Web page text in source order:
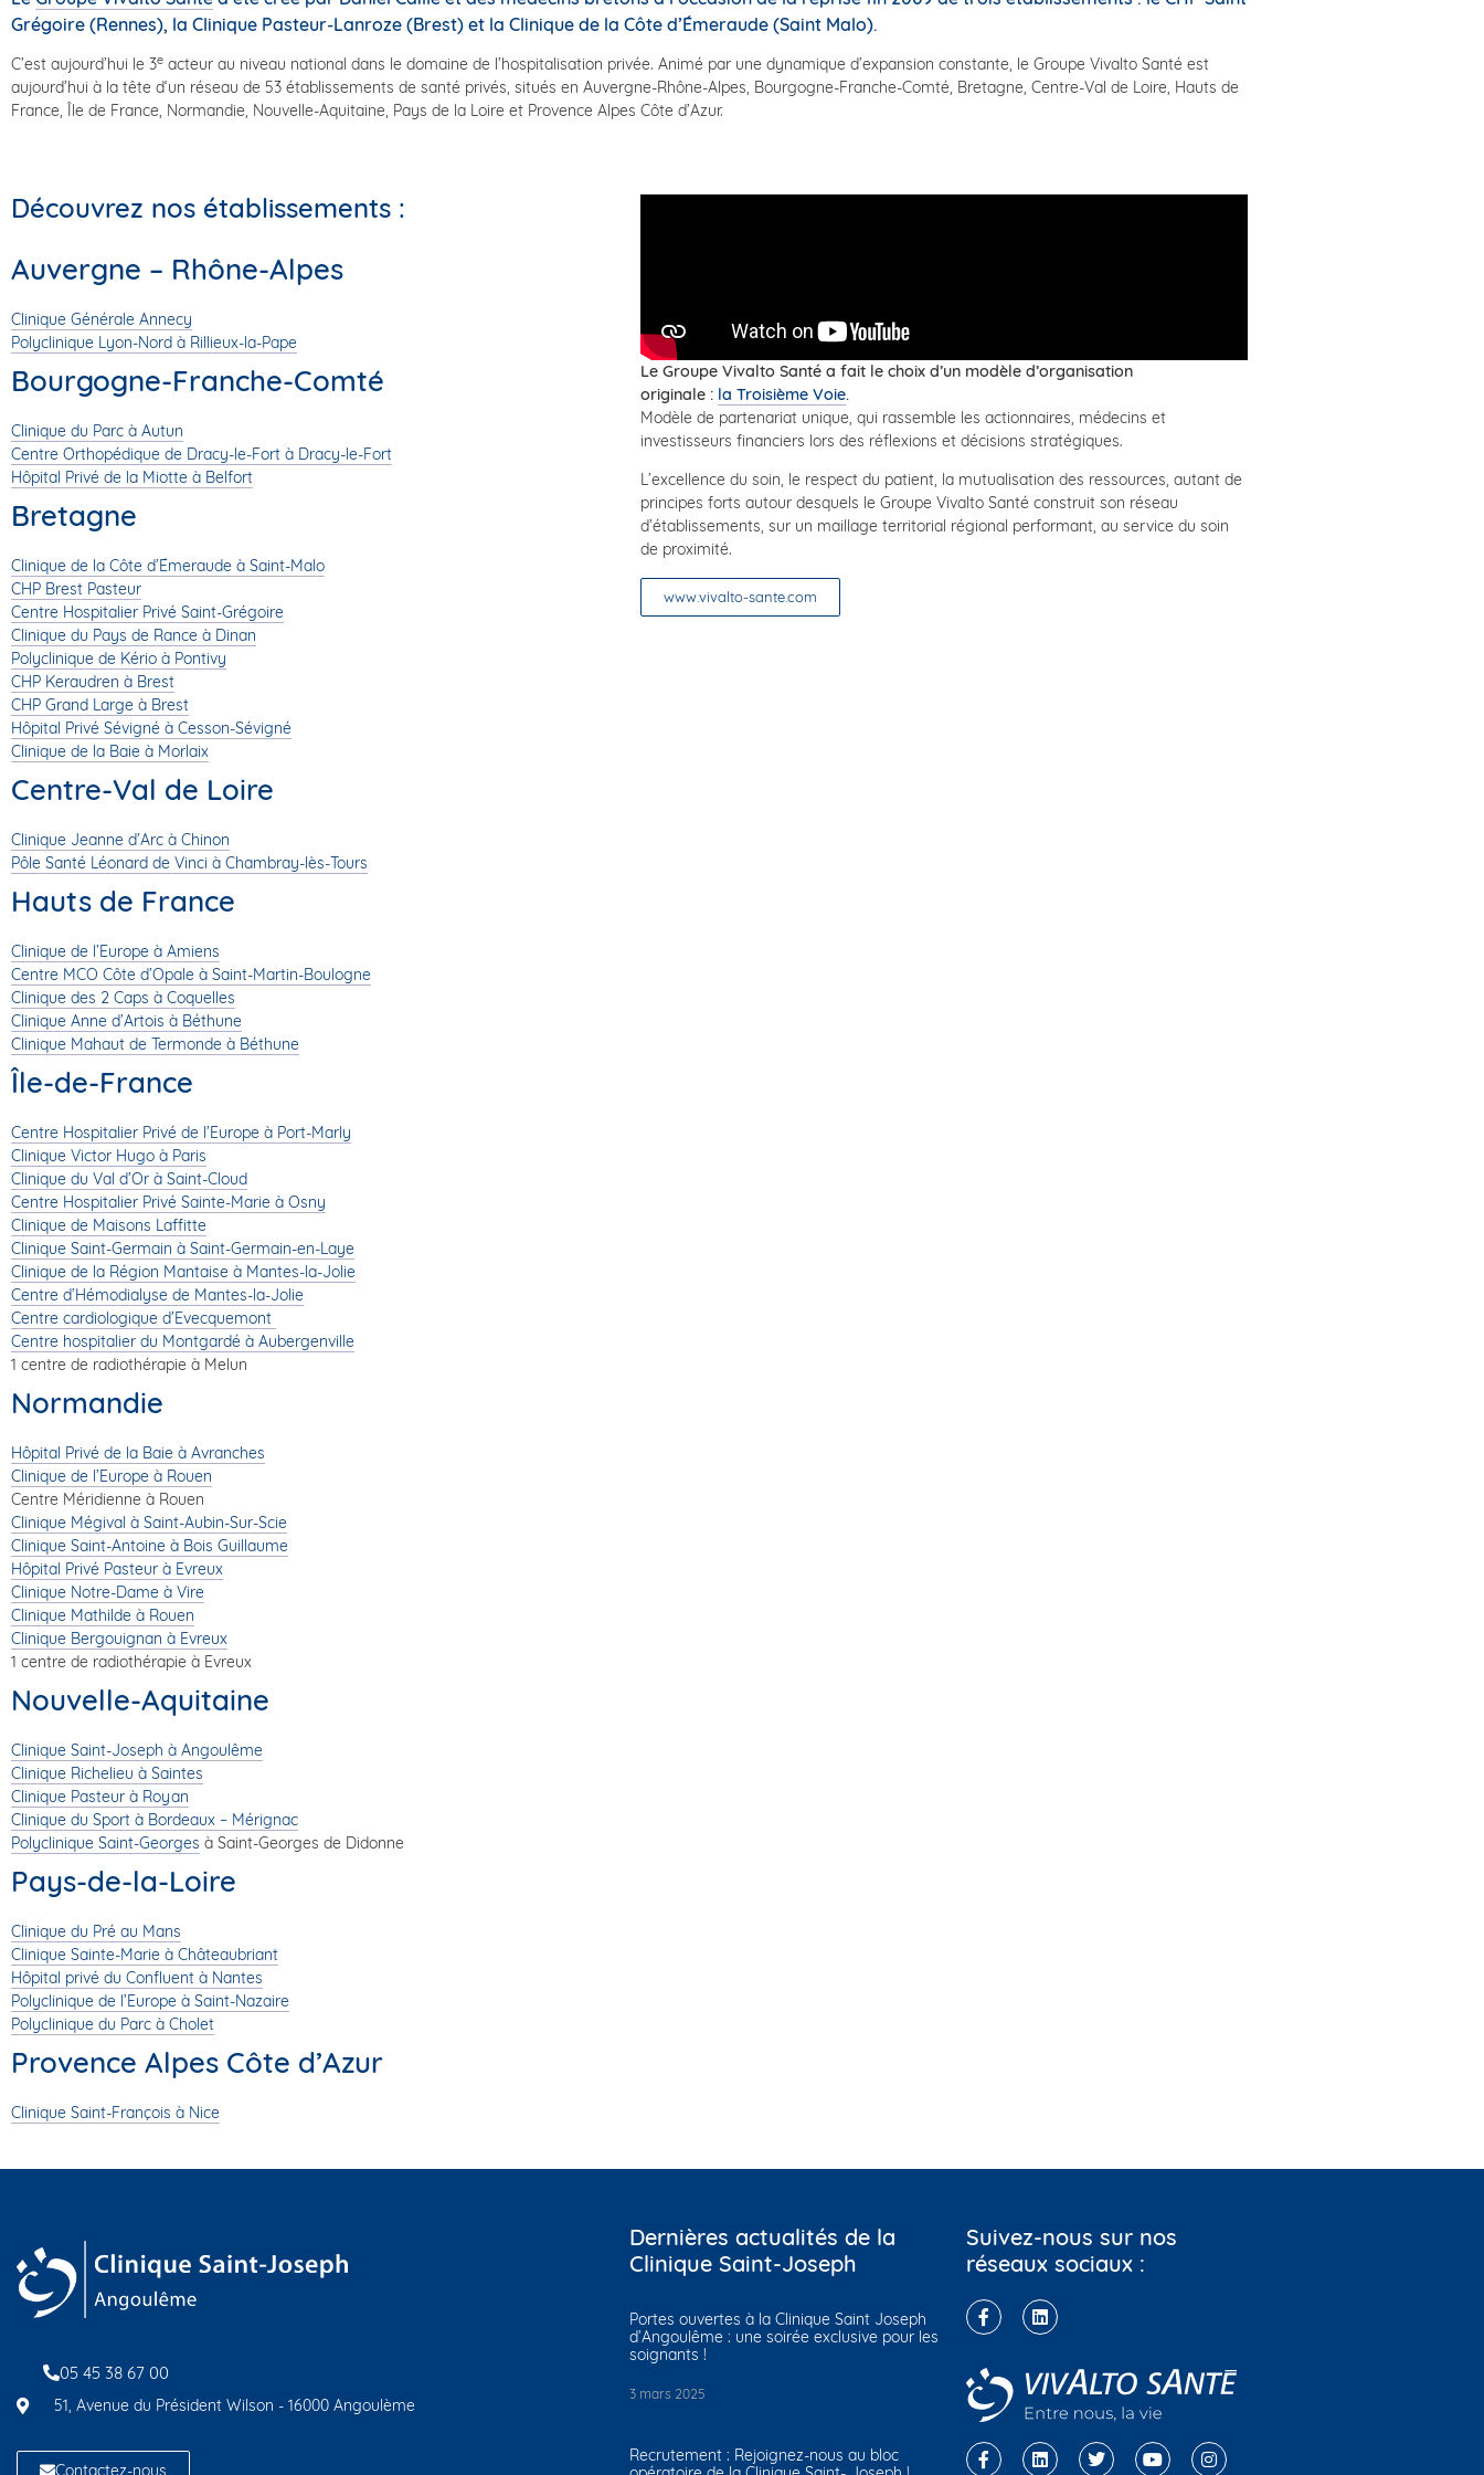
Grégoire (Rennes), la Clinique Pasteur-Lanroze (Brest) et la Clinique de la Côte d’Émeraude (Saint Malo).
C’est aujourd’hui le 3e acteur au niveau national dans le domaine de l’hospitalisation privée. Animé par une dynamique d’expansion constante, le Groupe Vivalto Santé est
aujourd’hui à la tête d‘un réseau de 53 établissements de santé privés, situés en Auvergne-Rhône-Alpes, Bourgogne-Franche-Comté, Bretagne, Centre-Val de Loire, Hauts de
France, Île de France, Normandie, Nouvelle-Aquitaine, Pays de la Loire et Provence Alpes Côte d’Azur.
Découvrez nos établissements :
Auvergne – Rhône-Alpes
Clinique Générale Annecy
Polyclinique Lyon-Nord à Rillieux-la-Pape
Bourgogne-Franche-Comté
Clinique du Parc à Autun
Centre Orthopédique de Dracy-le-Fort à Dracy-le-Fort
Hôpital Privé de la Miotte à Belfort
Bretagne
Clinique de la Côte d’Émeraude à Saint-Malo
CHP Brest Pasteur
Centre Hospitalier Privé Saint-Grégoire
Clinique du Pays de Rance à Dinan
Polyclinique de Kério à Pontivy
CHP Keraudren à Brest
CHP Grand Large à Brest
Hôpital Privé Sévigné à Cesson-Sévigné
Clinique de la Baie à Morlaix
Centre-Val de Loire
Clinique Jeanne d’Arc à Chinon
Pôle Santé Léonard de Vinci à Chambray-lès-Tours
Hauts de France
Clinique de l’Europe à Amiens
Centre MCO Côte d’Opale à Saint-Martin-Boulogne
Clinique des 2 Caps à Coquelles
Clinique Anne d’Artois à Béthune
Clinique Mahaut de Termonde à Béthune
Île-de-France
Centre Hospitalier Privé de l’Europe à Port-Marly
Clinique Victor Hugo à Paris
Clinique du Val d’Or à Saint-Cloud
Centre Hospitalier Privé Sainte-Marie à Osny
Clinique de Maisons Laffitte
Clinique Saint-Germain à Saint-Germain-en-Laye
Clinique de la Région Mantaise à Mantes-la-Jolie
Centre d’Hémodialyse de Mantes-la-Jolie
Centre cardiologique d’Evecquemont
Centre hospitalier du Montgardé à Aubergenville
1 centre de radiothérapie à Melun
Normandie
Hôpital Privé de la Baie à Avranches
Clinique de l’Europe à Rouen
Centre Méridienne à Rouen
Clinique Mégival à Saint-Aubin-Sur-Scie
Clinique Saint-Antoine à Bois Guillaume
Hôpital Privé Pasteur à Evreux
Clinique Notre-Dame à Vire
Clinique Mathilde à Rouen
Clinique Bergouignan à Evreux
1 centre de radiothérapie à Evreux
Nouvelle-Aquitaine
Clinique Saint-Joseph à Angoulême
Clinique Richelieu à Saintes
Clinique Pasteur à Royan
Clinique du Sport à Bordeaux – Mérignac
Polyclinique Saint-Georges à Saint-Georges de Didonne
Pays-de-la-Loire
Clinique du Pré au Mans
Clinique Sainte-Marie à Châteaubriant
Hôpital privé du Confluent à Nantes
Polyclinique de l’Europe à Saint-Nazaire
Polyclinique du Parc à Cholet
Provence Alpes Côte d’Azur
Clinique Saint-François à Nice
Le Groupe Vivalto Santé a fait le choix d’un modèle d’organisation
originale : la Troisième Voie.
Modèle de partenariat unique, qui rassemble les actionnaires, médecins et
investisseurs financiers lors des réflexions et décisions stratégiques.
L’excellence du soin, le respect du patient, la mutualisation des ressources, autant de
principes forts autour desquels le Groupe Vivalto Santé construit son réseau
d’établissements, sur un maillage territorial régional performant, au service du soin
de proximité.
www.vivalto-sante.com
05 45 38 67 00
51, Avenue du Président Wilson - 16000 Angoulème
Contactez-nous
Dernières actualités de la
Clinique Saint-Joseph
Portes ouvertes à la Clinique Saint Joseph
d’Angoulême : une soirée exclusive pour les
soignants !
3 mars 2025
Recrutement : Rejoignez-nous au bloc
Suivez-nous sur nos
réseaux sociaux :